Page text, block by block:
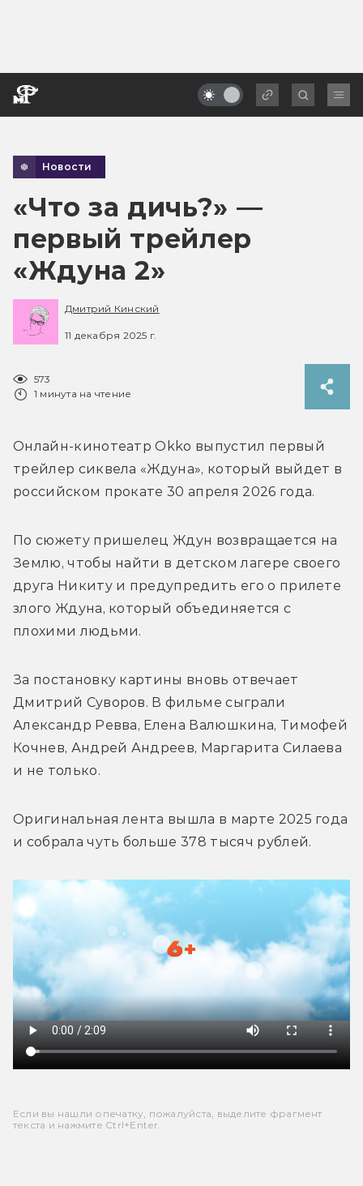
Новости
«Что за дичь?» —
первый трейлер
«Ждуна 2»
Дмитрий Кинский
11 декабря 2025 г.
573
1 минута на чтение
Онлайн-кинотеатр Okko выпустил первый
трейлер сиквела «Ждуна», который выйдет в
российском прокате 30 апреля 2026 года.
По сюжету пришелец Ждун возвращается на
Землю, чтобы найти в детском лагере своего
друга Никиту и предупредить его о прилете
злого Ждуна, который объединяется с
плохими людьми.
Александр Ревва, Елена Валюшкина, Тимофей
Кочнев, Андрей Андреев, Маргарита Силаева
и не только.
Оригинальная лента вышла в марте 2025 года
и собрала чуть больше 378 тысяч рублей.
Если вы нашли опечатку, пожалуйста, выделите фрагмент
текста и нажмите Ctrl+Enter.